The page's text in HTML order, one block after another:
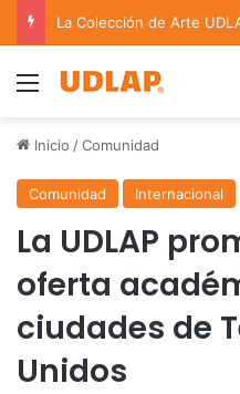
Menu
Inicio /Comunidad
Comunidad Internacional
La UDLAP
oferta
ciudades de
Unidos